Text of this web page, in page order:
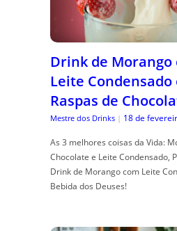
Drink de Morango
Leite Condensado
Raspas de
Mestre dos Drinks | 18 de
As 3 melhores coisas da Vida:
Chocolate e Leite Condensado,
Drink de Morango com Leite
Bebida dos Deuses!